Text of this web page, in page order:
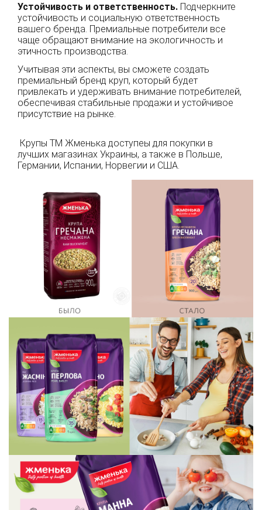
Устойчивость и ответственность. Подчеркните
устойчивость и социальную ответственность
вашего бренда. Премиальные потребители все
чаще обращают внимание на экологичность и
этичность производства.
Учитывая эти аспекты, вы сможете создать
премиальный бренд круп, который будет
привлекать и удерживать внимание потребителей,
обеспечивая стабильные продажи и устойчивое
присутствие на рынке.
Крупы ТМ Жменька доступеы для покупки в
лучших магазинах Украины, а также в Польше,
Германии, Испании, Норвегии и США.